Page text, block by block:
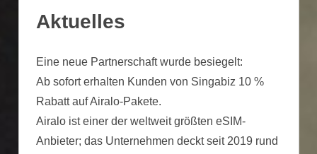
Aktuelles
Eine neue Partnerschaft wurde besiegelt:
Ab sofort erhalten Kunden von Singabiz 10 %
Rabatt auf Airalo-Pakete.
Airalo ist einer der weltweit größten eSIM-
Anbieter; das Unternehmen deckt seit 2019 rund